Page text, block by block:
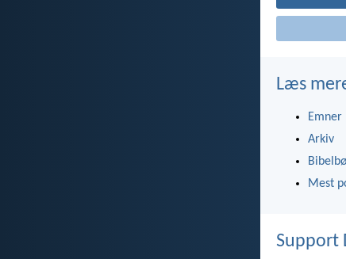
Læs
Emner
Arkiv
Mest
Support